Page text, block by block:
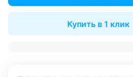
Купить в 1 клик